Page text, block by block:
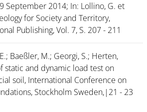
September 2014; In: Lollino, G. et
for Society and Territory,
Publishing, Vol. 7, S. 207 - 211
Baeßler, M.; Georgi, S.; Herten,
static and dynamic load test on
soil, International Conference on
Stockholm Sweden,|21 - 23